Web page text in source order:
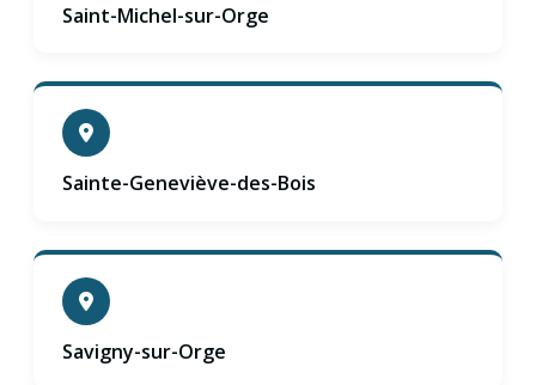
Saint-Michel-sur-Orge
Sainte-Geneviève-des-Bois
Savigny-sur-Orge